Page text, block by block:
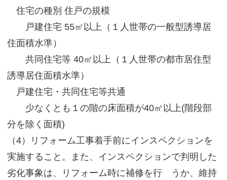
住宅の種別 住戸の規模
戸建住宅 55㎡以上（１人世帯の一般型誘導居
住面積水準）
共同住宅等 40㎡以上（１人世帯の都市居住型
誘導居住面積水準）
戸建住宅・共同住宅等共通
少なくとも１の階の床面積が40㎡以上(階段部
分を除く面積)
（4）リフォーム工事着手前にインスペクションを
実施すること。また、インスペクションで判明した
劣化事象は、リフォーム時に補修を行 うか、維持